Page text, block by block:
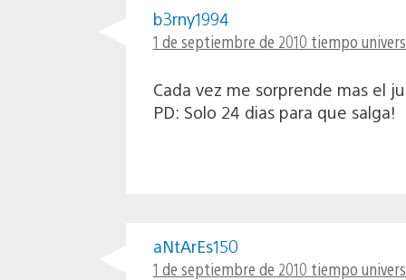
b3rny1994
1 de septiembre de 2010 tiempo
Cada vez me sorprende mas el
PD: Solo 24 dias para que salga!
aNtArEs150
1 de septiembre de 2010 tiempo